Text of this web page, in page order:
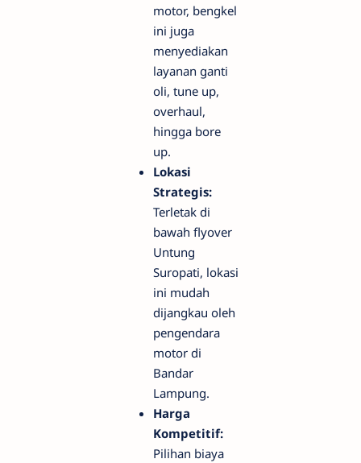
motor, bengkel
ini juga
menyediakan
layanan ganti
oli, tune up,
overhaul,
hingga bore
up.
Lokasi
Strategis:
Terletak di
bawah flyover
Untung
Suropati, lokasi
ini mudah
dijangkau oleh
pengendara
motor di
Bandar
Lampung.
Harga
Kompetitif:
Pilihan biaya